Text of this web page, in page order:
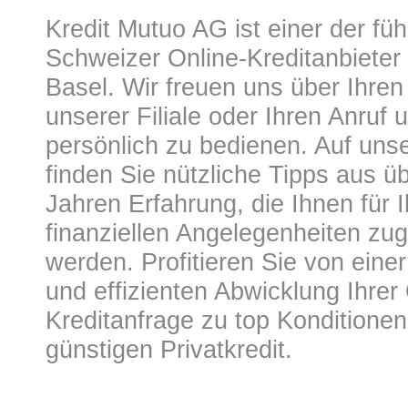
Kredit Mutuo AG ist einer der
Schweizer Online-
Basel. Wir freuen uns über
unserer Filiale oder Ihren Anruf
persönlich zu bedienen. Auf
finden Sie nützliche Tipps aus
Jahren Erfahrung, die Ihnen für
finanziellen Angelegenheiten
werden. Profitieren Sie von
und effizienten Abwicklung Ihrer
Kreditanfrage zu top
günstigen Privatkredit.